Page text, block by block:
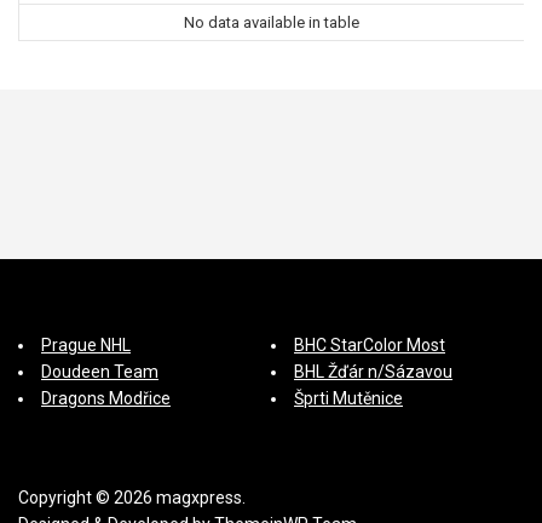
No data available in table
BHC StarColor Most
BHL Žďár n/Sázavou
Šprti Mutěnice
Prague NHL
Doudeen Team
Dragons Modřice
Copyright © 2026 magxpress.